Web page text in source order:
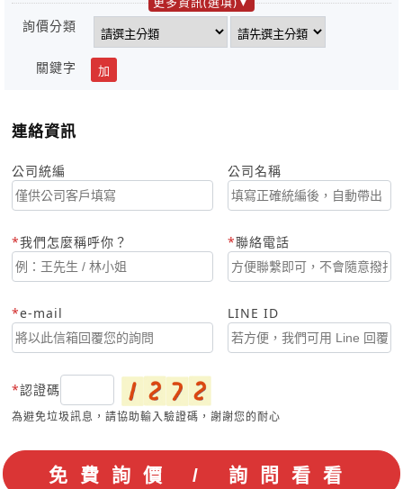
詢價分類
關鍵字 加
連絡資訊
公司統編 公司名稱
我們怎麼稱呼你？ 聯絡電話
e-mail LINE ID
認證碼
為避免垃圾訊息，請協助輸入驗證碼，謝謝您的耐心